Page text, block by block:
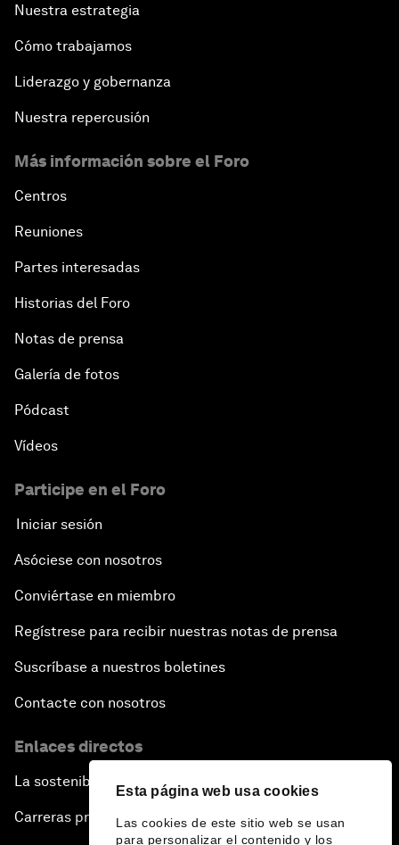
Esta página web usa cookies
Las cookies de este sitio web se usan
para personalizar el contenido y los
Nuestra estrategia
Cómo trabajamos
Liderazgo y gobernanza
Nuestra repercusión
Más información sobre el Foro
Centros
Reuniones
Partes interesadas
Historias del Foro
Notas de prensa
Galería de fotos
Pódcast
Vídeos
Participe en el Foro
Iniciar sesión
Asóciese con nosotros
Conviértase en miembro
Regístrese para recibir nuestras notas de prensa
Suscríbase a nuestros boletines
Contacte con nosotros
Enlaces directos
La sostenibilidad en el Foro
Carreras profesionales